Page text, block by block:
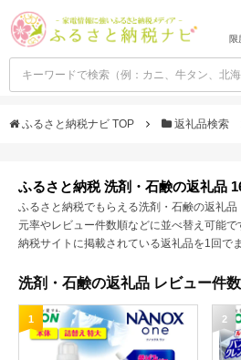
限
ふるさと納税ナビ TOP 返礼品検索
ふるさと納税 洗剤・石鹸の返礼品
ふるさと納税でもらえる洗剤・石鹸の返礼
元率やレビュー件数順などに並べ替え可能
納税サイトに掲載されている返礼品を1回で
洗剤・石鹸の返礼品 レビュー件
1 2